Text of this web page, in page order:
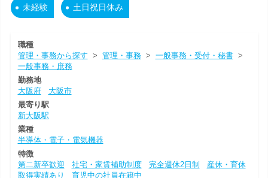
未経験 土日祝日休み
職種
管理・事務から探す > 管理・事務> 一般事務・受付・秘書>
一般事務・庶務
勤務地
大阪府
大阪市
最寄り駅
新大阪駅
業種
半導体・電子・電気機器
特徴
第二新卒歓迎
社宅・家賃補助制度 完全週休2日制
産休・育休
取得実績あり
育児中の社員在籍中